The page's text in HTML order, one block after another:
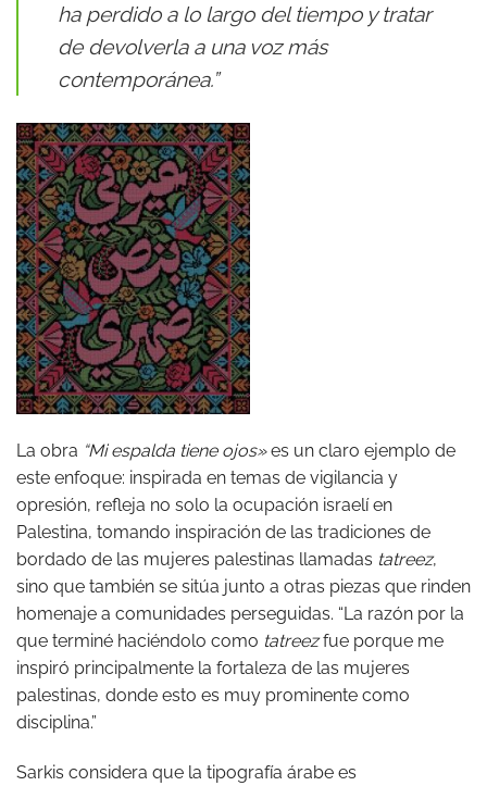
ha perdido a lo largo del tiempo y tratar
de devolverla a una voz más
contemporánea.”
La obra “Mi espalda tiene ojos»es un claro ejemplo de
este enfoque: inspirada en temas de vigilancia y
opresión, refleja no solo la ocupación israelí en
Palestina, tomando inspiración de las tradiciones de
bordado de las mujeres palestinas llamadas tatreez,
sino que también se sitúa junto a otras piezas que rinden
homenaje a comunidades perseguidas. “La razón por la
que terminé haciéndolo como tatreezfue porque me
inspiró principalmente la fortaleza de las mujeres
palestinas, donde esto es muy prominente como
disciplina.”
Sarkis considera que la tipografía árabe es